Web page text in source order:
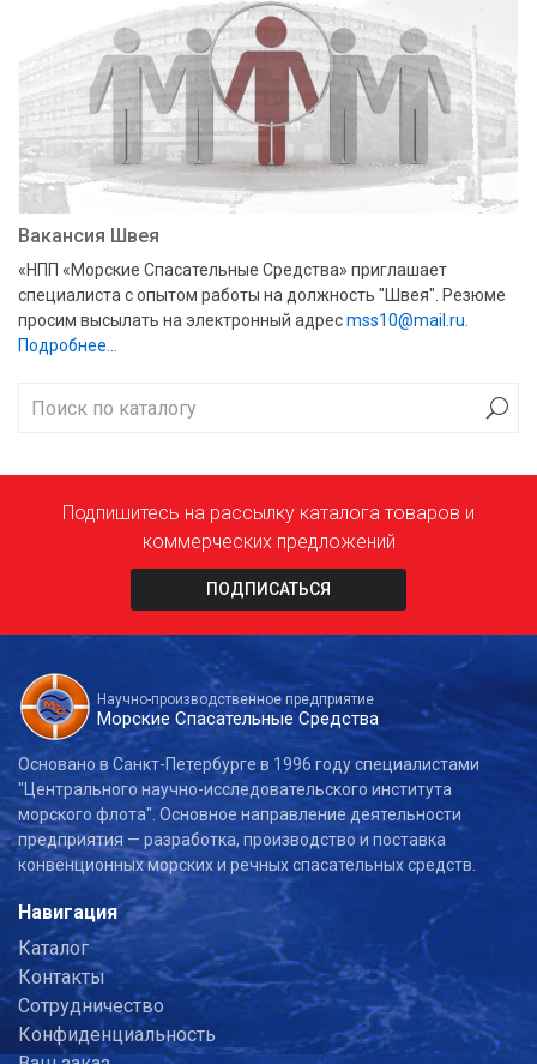
Вакансия Швея
«НПП «Морские Спасательные Средства» приглашает
специалиста с опытом работы на должность "Швея". Резюме
просим высылать на электронный адресmss10@mail.ru
Подробнее…
Подпишитесь на рассылку каталога товаров и
коммерческих предложений
ПОДПИСАТЬСЯ
Научно-производственное предприятие
Морские Спасательные Средства
Основано в Санкт-Петербурге в 1996 году специалистами
"Центрального научно-исследовательского института
морского флота". Основное направление деятельности
предприятия — разработка, производство и поставка
конвенционных морских и речных спасательных средств.
Навигация
Каталог
Контакты
Сотрудничество
Конфиденциальность